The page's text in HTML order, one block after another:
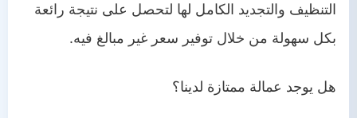
التنظيف والتجديد الكامل لها لتحصل على نتيجة رائعة
بكل سهولة من خلال توفير سعر غير مبالغ فيه.
هل يوجد عمالة ممتازة لدينا؟